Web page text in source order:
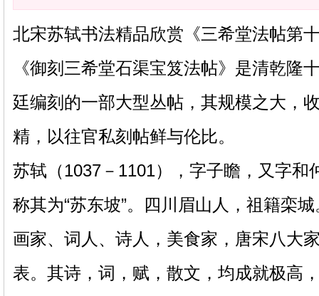
北宋苏轼书法精品欣赏《三希堂法帖第
《御刻三希堂石渠宝笈法帖》是清乾隆
廷编刻的一部大型丛帖，其规模之大，
精，以往官私刻帖鲜与伦比。
苏轼（1037－1101），字子瞻，又字和
称其为“苏东坡”。四川眉山人，祖籍栾
画家、词人、诗人，美食家，唐宋八大
表。其诗，词，赋，散文，均成就极高